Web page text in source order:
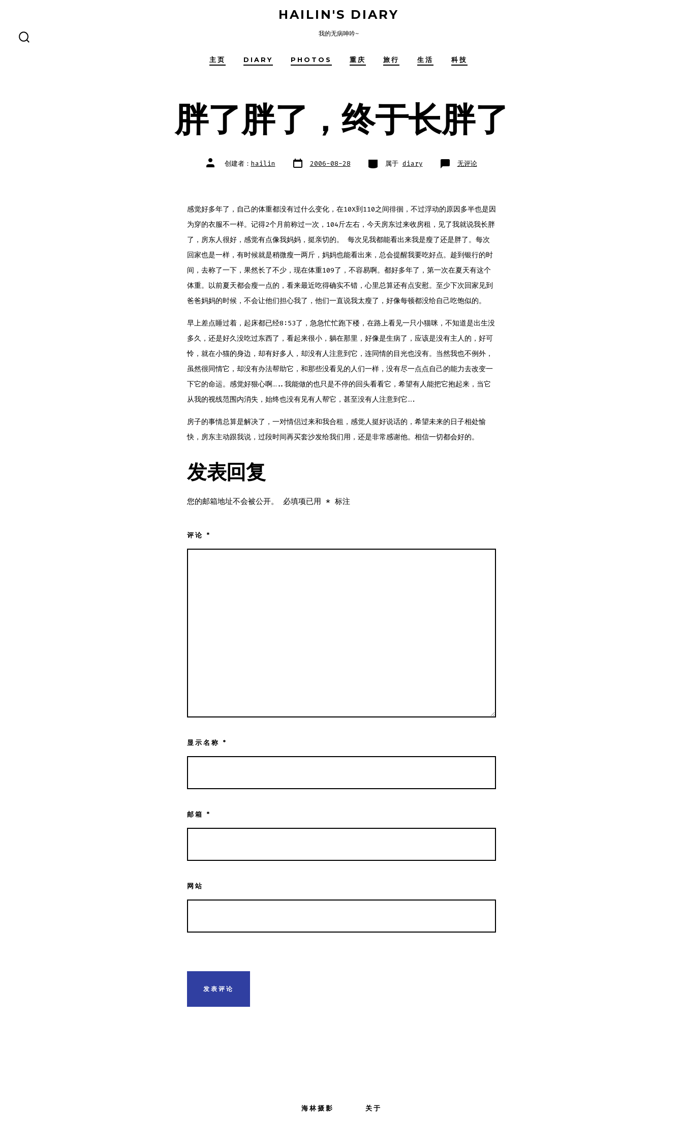
HAILIN'S DIARY
我的无病呻吟~
主页 DIARY PHOTOS 重庆 旅行 生活 科技
胖了胖了，终于长胖了
文
章 创建者： hailin 文
章 2006-08-28 类
别 属于 diary 胖
了
胖
了
无评论
感觉好多年了，自己的体重都没有过什么变化，在10X到110之间徘徊，不过浮动的原因多半也是因
为穿的衣服不一样。记得2个月前称过一次，104斤左右，今天房东过来收房租，见了我就说我长胖
了，房东人很好，感觉有点像我妈妈，挺亲切的。 每次见我都能看出来我是瘦了还是胖了。每次
回家也是一样，有时候就是稍微瘦一两斤，妈妈也能看出来，总会提醒我要吃好点。趁到银行的时
间，去称了一下，果然长了不少，现在体重109了，不容易啊。都好多年了，第一次在夏天有这个
体重。以前夏天都会瘦一点的，看来最近吃得确实不错，心里总算还有点安慰。至少下次回家见到
爸爸妈妈的时候，不会让他们担心我了，他们一直说我太瘦了，好像每顿都没给自己吃饱似的。
早上差点睡过着，起床都已经8:53了，急急忙忙跑下楼，在路上看见一只小猫咪，不知道是出生没
多久，还是好久没吃过东西了，看起来很小，躺在那里，好像是生病了，应该是没有主人的，好可
怜，就在小猫的身边，却有好多人，却没有人注意到它，连同情的目光也没有。当然我也不例外，
虽然很同情它，却没有办法帮助它，和那些没看见的人们一样，没有尽一点点自己的能力去改变一
下它的命运。感觉好狠心啊…..我能做的也只是不停的回头看看它，希望有人能把它抱起来，当它
从我的视线范围内消失，始终也没有见有人帮它，甚至没有人注意到它….
房子的事情总算是解决了，一对情侣过来和我合租，感觉人挺好说话的，希望未来的日子相处愉
快，房东主动跟我说，过段时间再买套沙发给我们用，还是非常感谢他。相信一切都会好的。
发表回复
您的邮箱地址不会被公开。 必填项已用 * 标注
评论 *
显示名称 *
邮箱 *
网站
海林摄影 关于